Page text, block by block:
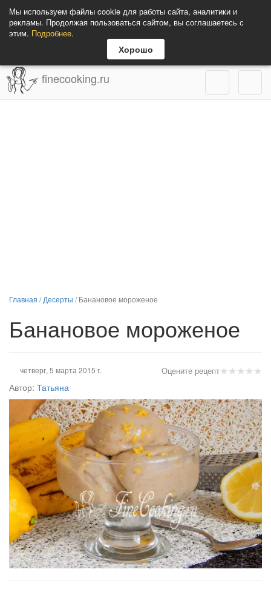
Мы используем файлы cookie для работы сайта, аналитики и
рекламы. Продолжая пользоваться сайтом, вы соглашаетесь с
этим. Подробнее.
Хорошо
finecooking.ru
Главная /Десерты /Банановое мороженое
Банановое мороженое
★★★★★
Оцените рецепт
четверг, 5 марта 2015 г.
Автор: Татьяна